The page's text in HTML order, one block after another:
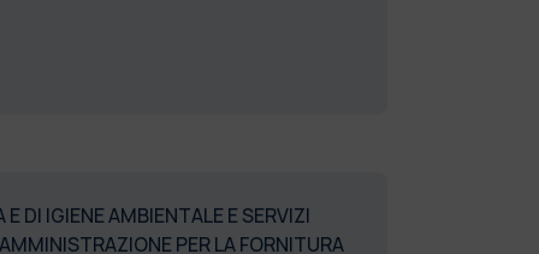
DI IGIENE AMBIENTALE E SERVIZI
PER LA FORNITURA